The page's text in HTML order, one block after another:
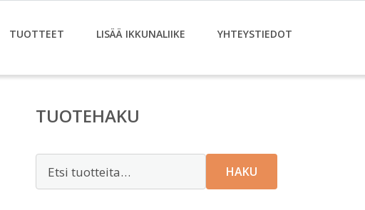
TUOTTEET LISÄÄ IKKUNALIIKE YHTEYSTIEDOT
TUOTEHAKU
HAKU